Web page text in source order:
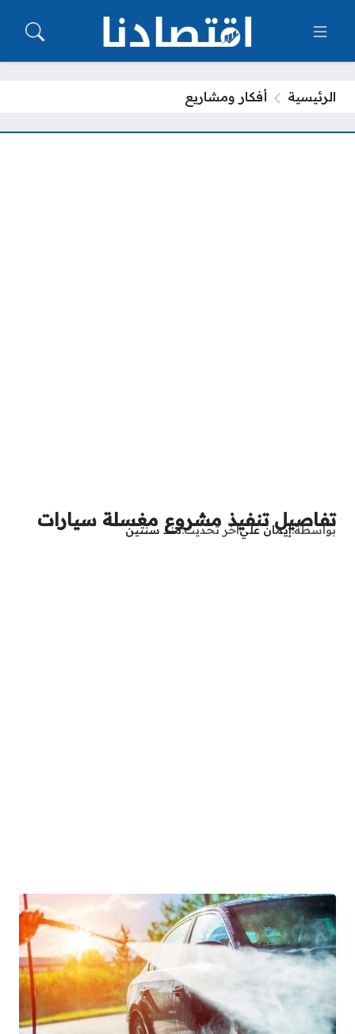
الرئيسية أفكار ومشاريع
تفاصيل تنفيذ مشروع مغسلة سيارات
بواسطةإيمان عليآخر تحديثمنذ سنتين